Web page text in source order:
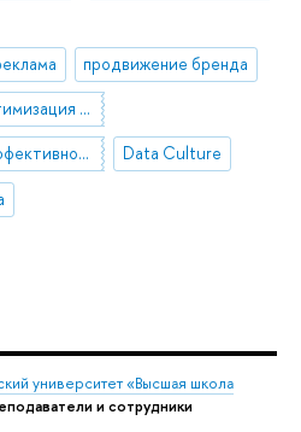
продвижение бренда
поисковая оптимизация сайтов
управление эффективностью Data Culture
университет «Высшая школа
и сотрудники